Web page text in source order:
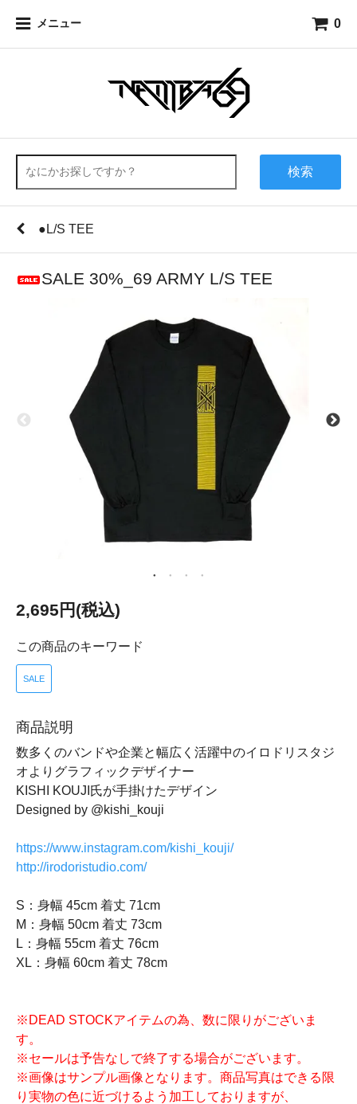
メニュー 0
検索
●L/S TEE
SALE 30%_69 ARMY L/S TEE
2,695円(税込)
この商品のキーワード
SALE
商品説明
数多くのバンドや企業と幅広く活躍中のイロドリスタジ
オよりグラフィックデザイナー
KISHI KOUJI氏が手掛けたデザイン
Designed by @kishi_kouji
https://www.instagram.com/kishi_kouji/
http://irodoristudio.com/
S：身幅 45cm 着丈 71cm
M：身幅 50cm 着丈 73cm
L：身幅 55cm 着丈 76cm
XL：身幅 60cm 着丈 78cm
※DEAD STOCKアイテムの為、数に限りがございま
す。
※セールは予告なしで終了する場合がございます。
※画像はサンプル画像となります。商品写真はできる限
り実物の色に近づけるよう加工しておりますが、